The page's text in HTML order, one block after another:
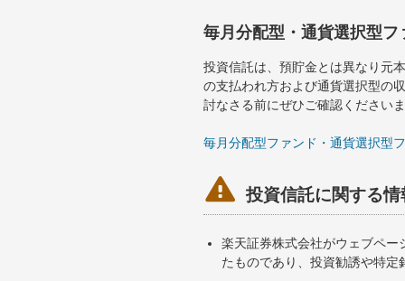
毎月分配型・通貨選択型
投資信託は、預貯金とは異なり元
の支払われ方および通貨選択型の
討なさる前にぜひご確認ください
毎月分配型ファンド・通貨選択型
 投資信託に関する
楽天証券株式会社がウェブペ
たものであり、投資勧誘や特